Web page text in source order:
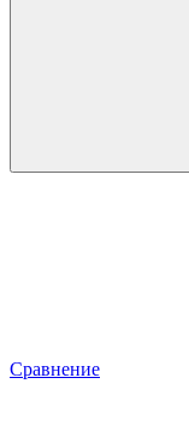
Сравнение